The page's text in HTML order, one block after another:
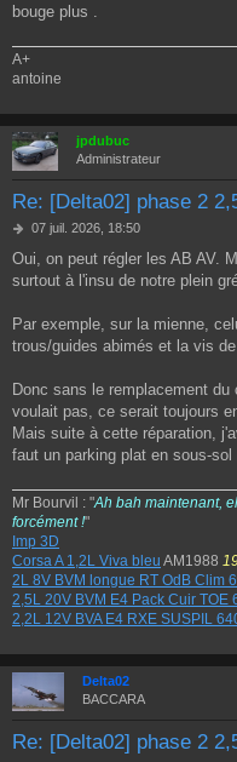
bouge plus .
A+
antoine
jpdubuc
Administrateur
Re: [Delta02] phase 2
M
s
s
07 juil. 2026, 18:50
Oui, on peut régler les AB AV.
surtout à l'insu de notre plein
Par exemple, sur la mienne,
trous/guides abimés et la vis
Donc sans le remplacement
voulait pas, ce serait toujours
Mais suite à cette réparation,
faut un parking plat en sous-sol
Mr Bourvil : "Ah bah maintenant,
forcément !"
Imp 3D
Corsa A 1,2L Viva bleu AM1988
2L 8V BVM longue RT OdB Clim
2,5L 20V BVM E4 Pack Cuir TOE
2,2L 12V BVA E4 RXE SUSPIL
Delta02
BACCARA
Re: [Delta02] phase 2